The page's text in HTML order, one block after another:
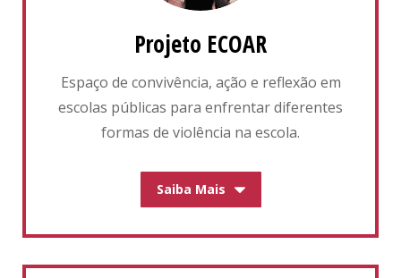
Projeto ECOAR
Espaço de convivência, ação e reflexão em
escolas públicas para enfrentar diferentes
formas de violência na escola.
Saiba Mais